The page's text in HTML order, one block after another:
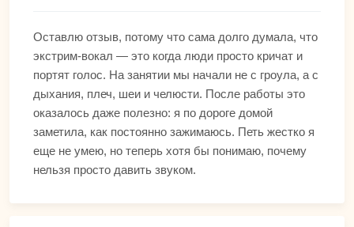
Оставлю отзыв, потому что сама долго думала, что
экстрим-вокал — это когда люди просто кричат и
портят голос. На занятии мы начали не с гроула, а с
дыхания, плеч, шеи и челюсти. После работы это
оказалось даже полезно: я по дороге домой
заметила, как постоянно зажимаюсь. Петь жестко я
еще не умею, но теперь хотя бы понимаю, почему
нельзя просто давить звуком.